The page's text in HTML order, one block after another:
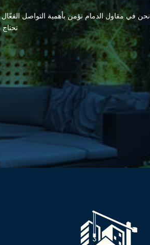
نحن في مقاول الدمام نؤمن بأهمية التواصل الفعّال